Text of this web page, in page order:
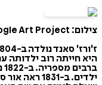
צילום: Google Art Project
היא חייתה רוב ילדותה
ילדים. ב-